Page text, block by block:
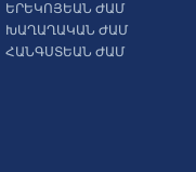
ԵՐԵԿՈՅԵԱՆ ԺԱՄ
ԽԱՂԱՂԱԿԱՆ ԺԱՄ
ՀԱՆԳՍՏԵԱՆ ԺԱՄ